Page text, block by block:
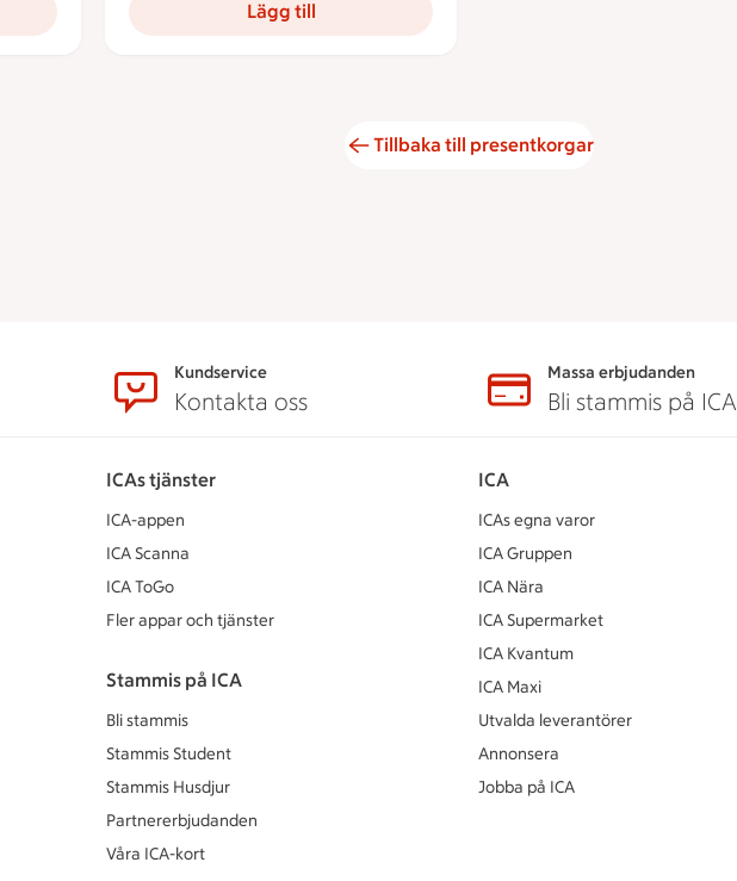
Lägg till
Tillbaka till presentkorgar
Kundservice
Kontakta oss
Massa erbjudanden
Bli stammis på ICA
ICAs tjänster
ICA-appen
ICA Scanna
ICA ToGo
Fler appar och tjänster
Stammis på ICA
Bli stammis
Stammis Student
Stammis Husdjur
Partnererbjudanden
Våra ICA-kort
ICA
ICAs egna varor
ICA Gruppen
ICA Nära
ICA Supermarket
ICA Kvantum
ICA Maxi
Utvalda leverantörer
Annonsera
Jobba på ICA